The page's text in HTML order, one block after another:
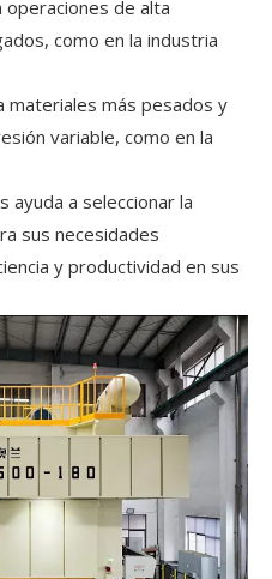
operaciones de alta
como en la industria
materiales más pesados ​​y
variable, como en la
ayuda a seleccionar la
sus necesidades
y productividad en sus